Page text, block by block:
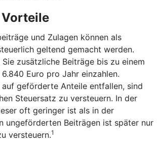
und Zulagen können als
geltend gemacht werden.
zusätzliche Beiträge bis zu einem
Euro pro Jahr einzahlen.
auf geförderte Anteile entfallen, sind
Steuersatz zu versteuern. In der
oft geringer ist als in der
ungeförderten Beiträgen ist später nur
versteuern.1